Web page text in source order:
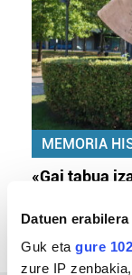
Datuen
Guk eta gure
zure IP
MEMORIA
«Gai tabua